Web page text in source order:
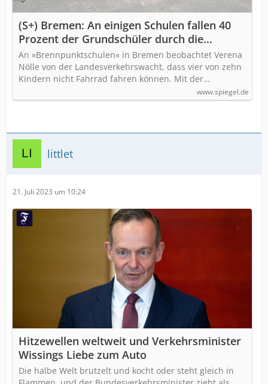
(S+) Bremen: An einigen Schulen fallen 40
Prozent der Grundschüler durch die
Fahrrad-Prüfung
An »Brennpunktschulen« in Bremen beobachtet Verena
Nölle von der Landesverkehrswacht, dass vier von zehn
Kindern nicht Fahrrad fahren können. Mit der…
www.spiegel.de
littlet
21. Juli 2023 um 10:24
Hitzewellen weltweit und Verkehrsminister
Wissings Liebe zum Auto
Die halbe Welt brutzelt und kocht oder steht gleich in